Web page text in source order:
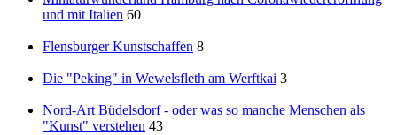
und mit Italien 60
Flensburger Kunstschaffen 8
Die "Peking" in Wewelsfleth am Werftkai 3
Nord-Art Büdelsdorf - oder was so manche Menschen als
"Kunst" verstehen 43